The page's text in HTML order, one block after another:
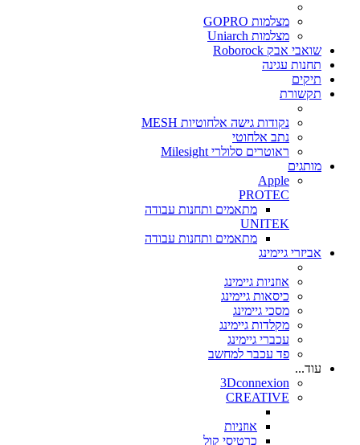
מצלמות GOPRO
מצלמות Uniarch
שואבי אבק Roborock
תחנות עגינה
תיקים
תקשורת
נקודות גישה אלחוטיות MESH
נתב אלחוטי
ראוטרים סלולרי Milesight
מותגים
Apple
PROTEC
מתאמים ותחנות עבודה
UNITEK
מתאמים ותחנות עבודה
אביזרי גיימינג
אוזניות גיימינג
כיסאות גיימינג
מסכי גיימינג
מקלדות גיימינג
עכברי גיימינג
פד עכבר למחשב
עוד...
3Dconnexion
CREATIVE
אוזניות
כרטיסי קול